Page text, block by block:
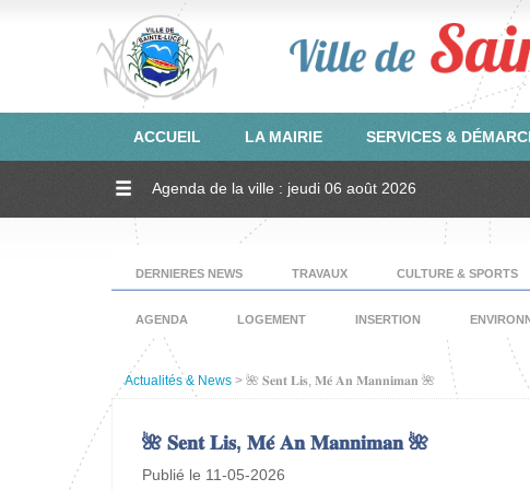
ACCUEIL LA MAIRIE SERVICES &
Agenda de la ville : jeudi 06 août 2026
DERNIERES NEWS TRAVAUX CULTURE & SPORTS
AGENDA LOGEMENT INSERTION
Actualités & News > 🌺 𝐒𝐞𝐧𝐭 𝐋𝐢𝐬, 𝐌𝐞́ 𝐀𝐧 𝐌𝐚𝐧𝐧𝐢𝐦𝐚𝐧 🌺
🌺 𝐒𝐞𝐧𝐭 𝐋𝐢𝐬, 𝐌𝐞́ 𝐀𝐧 𝐌𝐚𝐧𝐧𝐢𝐦𝐚𝐧 🌺
Publié le 11-05-2026